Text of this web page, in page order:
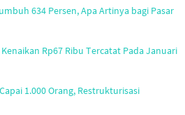
634 Persen, Apa Artinya bagi Pasar
Rp67 Ribu Tercatat Pada Januari
1.000 Orang, Restrukturisasi